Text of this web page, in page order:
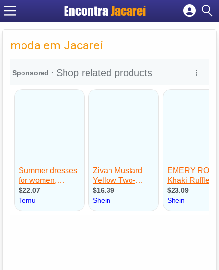
Encontra Jacareí
Cadastrar empresa
Criar conta
moda em Jacareí